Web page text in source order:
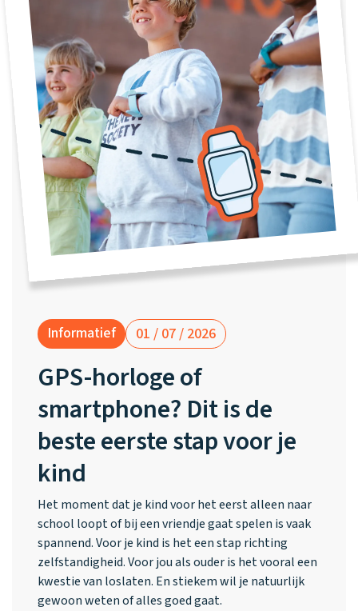
Tweedekans
horloges
Ontdek alle
horloges
Kies je eigen
kleur, naam en
icoon en maak
je horloge
helemaal van
jou.
Handleiding
Recensies
Werken bij
Stichting
Jarige Job
Informatief 01 / 07 / 2026
GPS-horloge of
smartphone? Dit is de
beste eerste stap voor je
kind
Het moment dat je kind voor het eerst alleen naar
school loopt of bij een vriendje gaat spelen is vaak
spannend. Voor je kind is het een stap richting
zelfstandigheid. Voor jou als ouder is het vooral een
kwestie van loslaten. En stiekem wil je natuurlijk
gewoon weten of alles goed gaat.